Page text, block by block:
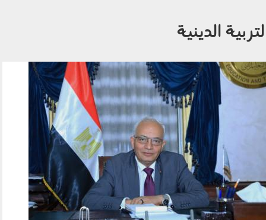
الدينية
الدكتور رضا حجازي وزير التربية والتعليم